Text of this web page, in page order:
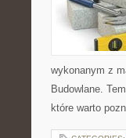
wykonanym z
Budowlane.
które warto